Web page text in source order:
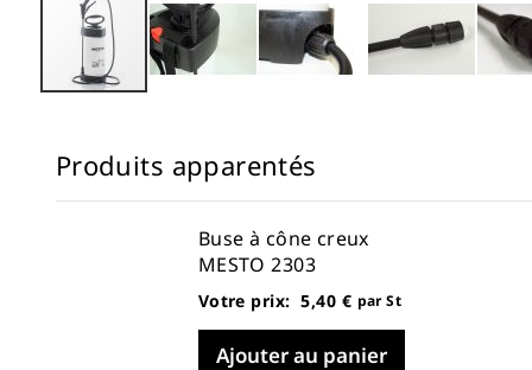
the
Produits apparentés
Buse à cône creux
MESTO 2303
Votre prix: 5,40 € par St
Ajouter au panier